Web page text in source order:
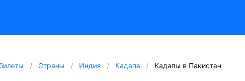
Страны Индия Кадапа Кадапы в Пакистан